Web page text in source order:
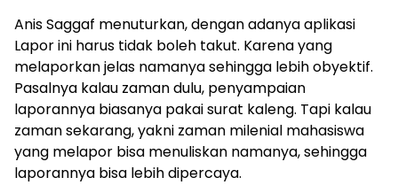
Anis Saggaf menuturkan, dengan adanya aplikasi
Lapor ini harus tidak boleh takut. Karena yang
melaporkan jelas namanya sehingga lebih obyektif.
Pasalnya kalau zaman dulu, penyampaian
laporannya biasanya pakai surat kaleng. Tapi kalau
zaman sekarang, yakni zaman milenial mahasiswa
yang melapor bisa menuliskan namanya, sehingga
laporannya bisa lebih dipercaya.